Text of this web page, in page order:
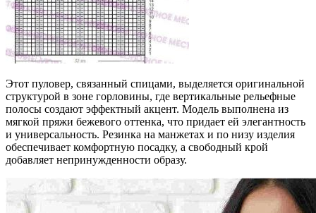
Этот пуловер, связанный спицами, выделяется оригинальной
структурой в зоне горловины, где вертикальные рельефные
полосы создают эффектный акцент. Модель выполнена из
мягкой пряжи бежевого оттенка, что придает ей элегантность
и универсальность. Резинка на манжетах и по низу изделия
обеспечивает комфортную посадку, а свободный крой
добавляет непринужденности образу.